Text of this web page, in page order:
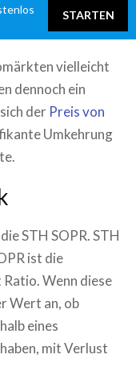
STARTEN
vielleicht
dennoch ein
der Preis von
Umkehrung
STH SOPR. STH
ist die
Wenn diese
Wert an, ob
eines
mit Verlust